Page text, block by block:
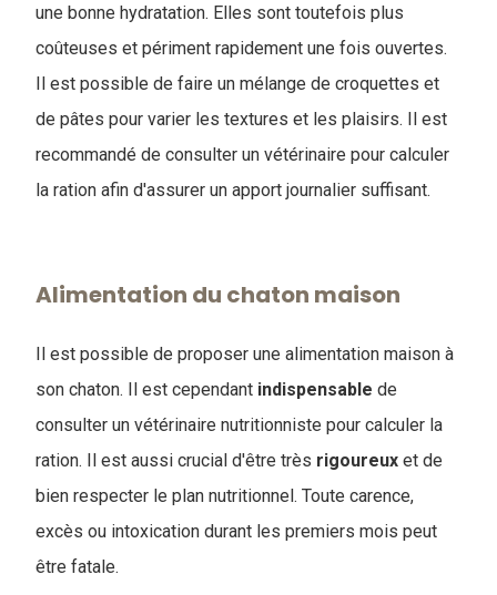
une bonne hydratation. Elles sont toutefois plus
coûteuses et périment rapidement une fois ouvertes.
Il est possible de faire un mélange de croquettes et
de pâtes pour varier les textures et les plaisirs. Il est
recommandé de consulter un vétérinaire pour calculer
la ration afin d'assurer un apport journalier suffisant.
Alimentation du chaton maison
Il est possible de proposer une alimentation maison à
son chaton. Il est cependant indispensable de
consulter un vétérinaire nutritionniste pour calculer la
ration. Il est aussi crucial d'être très rigoureux et de
bien respecter le plan nutritionnel. Toute carence,
excès ou intoxication durant les premiers mois peut
être fatale.